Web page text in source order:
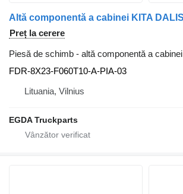
Preț la cerere
Piesă de schimb - altă componentă a cabinei
FDR-8X23-F060T10-A-PIA-03
Lituania, Vilnius
EGDA Truckparts